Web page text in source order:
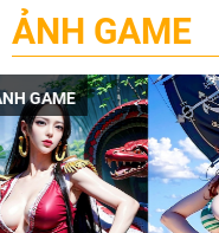
ẢNH GAME
ẢNH GAME